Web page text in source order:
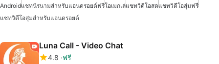
Androidแชทนิรนามสำหรับแอนดรอยด์ฟรีโอเมกเล่แชทวิดีโอสดแชทวิดีโอสุ่มฟรี
แชทวิดีโอสุ่มสำหรับแอนดรอยด์
Luna Call - Video Chat
4.8 ฟรี